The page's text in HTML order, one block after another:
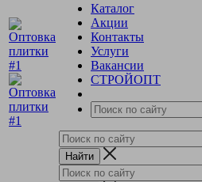
Каталог
Акции
Контакты
Услуги
Вакансии
СТРОЙОПТ